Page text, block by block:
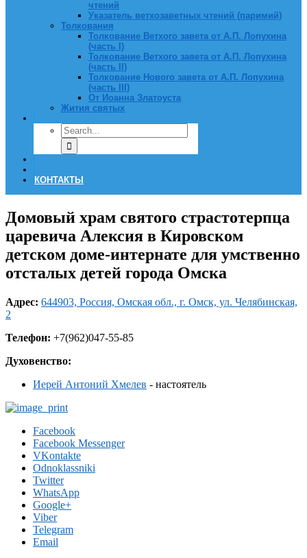
чтений
Указатель ветхозаветных чтений (паримий)
Толкования
Толкование Ветхого завета от А.П. Лопухина
(часть I)
Толкование Ветхого завета от А.П. Лопухина
(часть II)
Толкование Нового завета от А.П. Лопухина
(часть III)
От Иоанна Златоуста
Жития святых
КОНТАКТЫ
Домовый храм святого страстотерпца
царевича Алексия в Кировском
детском доме-интернате для умственно
отсталых детей города Омска
Адрес: 644903, Россия, Омская обл., г. Омск, ул. Челябинская,
2
Телефон: +7(962)047-55-85
Духовенство:
Иерей Антоний Хмелев - настоятель
Facebook
Facebook Messenger
VKontakte
Odnoklassniki
Twitter
WhatsApp
Google+
Viber
Telegram
Email